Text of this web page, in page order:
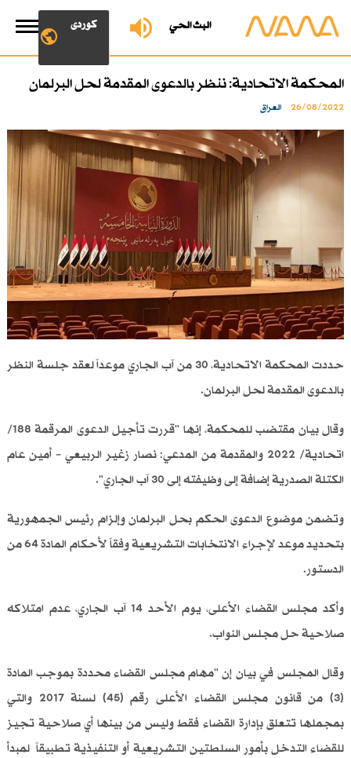
البث الحي کوردی
المحكمة الاتحادية: ننظر بالدعوى المقدمة لحل البرلمان
26/08/2022 العراق
حددت المحكمة الاتحادية، 30 من آب الجاري موعداً لعقد جلسة النظر
بالدعوى المقدمة لحل البرلمان.
وقال بيان مقتضب للمحكمة، إنها "قررت تأجيل الدعوى المرقمة 188/
اتحادية/ 2022 والمقدمة من المدعي: نصار زغير الربيعي – أمين عام
الكتلة الصدرية إضافة إلى وظيفته إلى 30 آب الجاري".
وتضمن موضوع الدعوى الحكم بحل البرلمان وإلزام رئيس الجمهورية
بتحديد موعد لإجراء الانتخابات التشريعية وفقاً لأحكام المادة 64 من
الدستور.
وأكد مجلس القضاء الأعلى، يوم الأحد 14 آب الجاري، عدم امتلاكه
صلاحية حل مجلس النواب.
وقال المجلس في بيان إن "مهام مجلس القضاء محددة بموجب المادة
‏‏(3) من قانون مجلس القضاء الأعلى رقم (45) لسنة 2017 ‏والتي
بمجملها تتعلق بإدارة القضاء فقط وليس من بينها أي صلاحية ‏تجيز
للقضاء التدخل بأمور السلطتين التشريعية أو التنفيذية تطبيقاً ‏لمبدأ